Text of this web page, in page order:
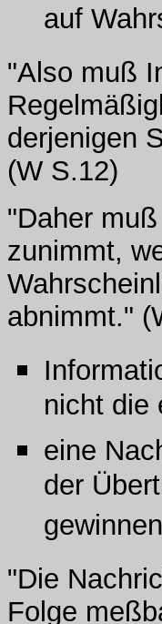
auf
"Also muß
derjenigen
(W S.12)
"Daher
zunimmt,
abnimmt."
nicht die
eine
der
gewinnen
"Die
Folge